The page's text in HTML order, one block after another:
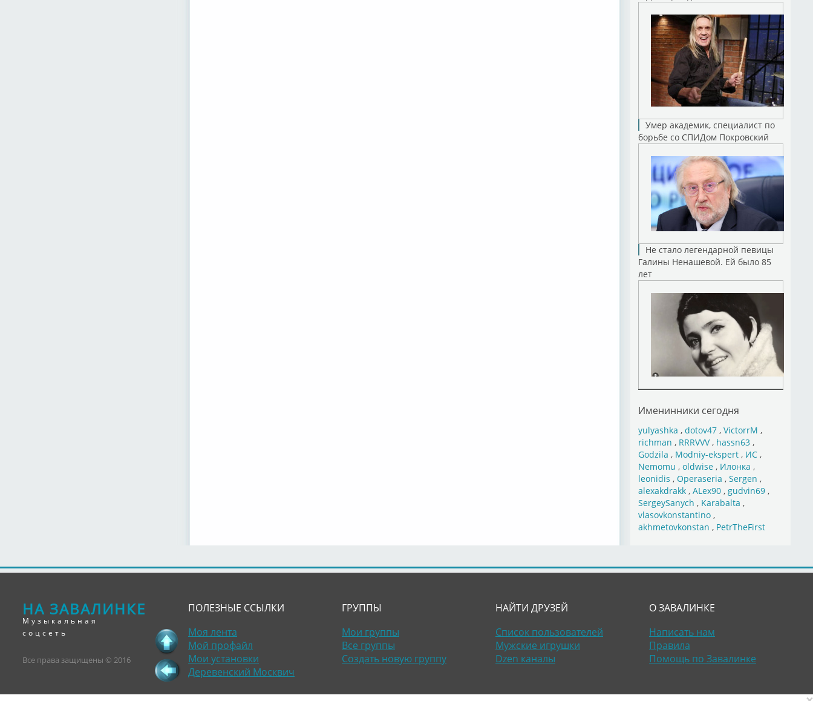
Умер академик, специалист по
борьбе со СПИДом Покровский
Не стало легендарной певицы
Галины Ненашевой. Ей было 85
лет
Именинники сегодня
yulyashka , dotov47, VictorrM ,
richman , RRRVVV, hassn63,
Godzila , Modniy-ekspert, ИС,
Nemomu , oldwise, Илонка ,
leonidis , Operaseria , Sergen ,
alexakdrakk, ALex90, gudvin69,
SergeySanych , Karabalta ,
vlasovkonstantino,
akhmetovkonstan , PetrTheFirst
НА ЗАВАЛИНКЕ
Музыкальная
соцсеть
Все права защищены © 2016
ПОЛЕЗНЫЕ ССЫЛКИ
Моя лента
Мой профайл
Мои установки
Деревенский Москвич
ГРУППЫ
Мои группы
Все группы
Создать новую группу
НАЙТИ ДРУЗЕЙ
Список пользователей
Мужские игрушки
Dzen каналы
О ЗАВАЛИНКЕ
Написать нам
Правила
Помощь по Завалинке